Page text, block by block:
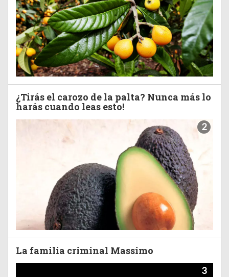
¿Tirás el carozo de la palta? Nunca más lo
harás cuando leas esto!
2
La familia criminal Massimo
3